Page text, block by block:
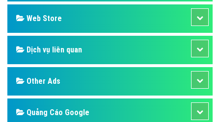
Web Store
Dịch vụ liên quan
Other Ads
Quảng Cáo Google